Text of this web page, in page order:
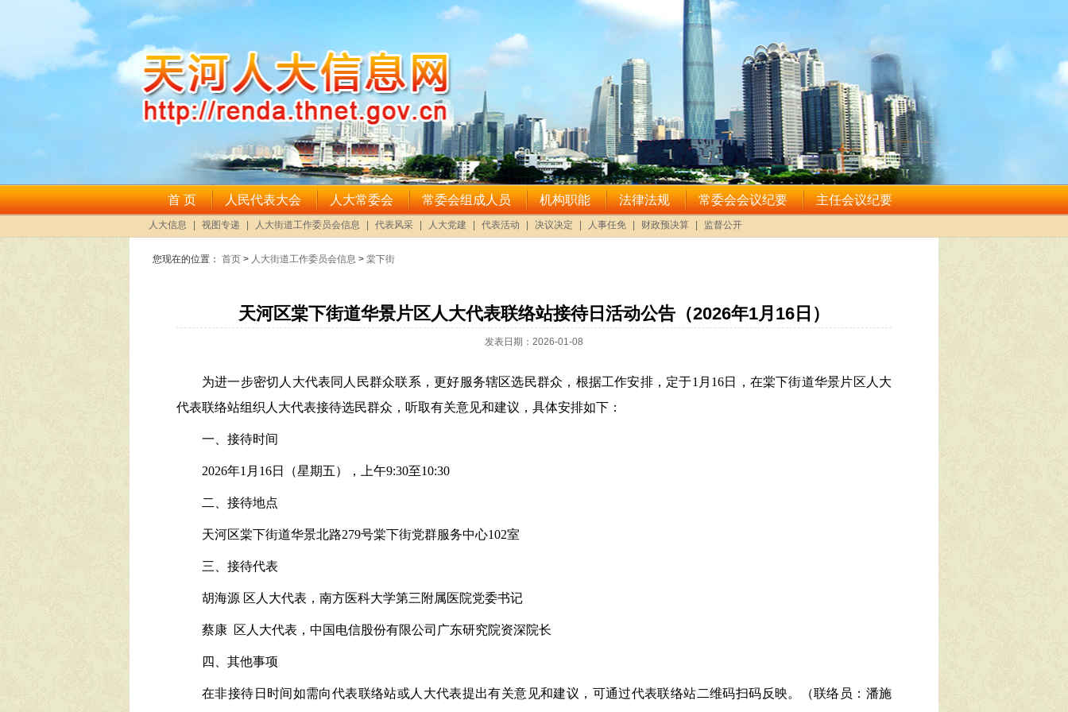
您现在的位置： 首页 > 人大街道工作委员会信息 > 棠下街
天河区棠下街道华景片区人大代表联络站接待日活动公告（2026年1月16日）
发表日期：2026-01-08
为进一步密切人大代表同人民群众联系，更好服务辖区选民群众，根据工作安排，定于1月16日，在棠下街道华景片区人大
代表联络站组织人大代表接待选民群众，听取有关意见和建议，具体安排如下：
一、接待时间
2026年1月16日（星期五），上午9:30至10:30
二、接待地点
天河区棠下街道华景北路279号棠下街党群服务中心102室
三、接待代表
胡海源 区人大代表，南方医科大学第三附属医院党委书记
蔡康 区人大代表，中国电信股份有限公司广东研究院资深院长
四、其他事项
在非接待日时间如需向代表联络站或人大代表提出有关意见和建议，可通过代表联络站二维码扫码反映。（联络员：潘施